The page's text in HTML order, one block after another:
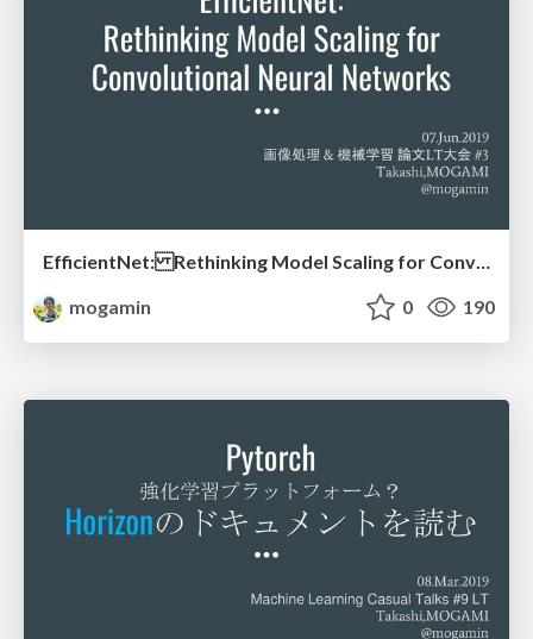
EfficientNet: Rethinking Model Scaling for Convolutional Neural Networks
mogamin
0 190